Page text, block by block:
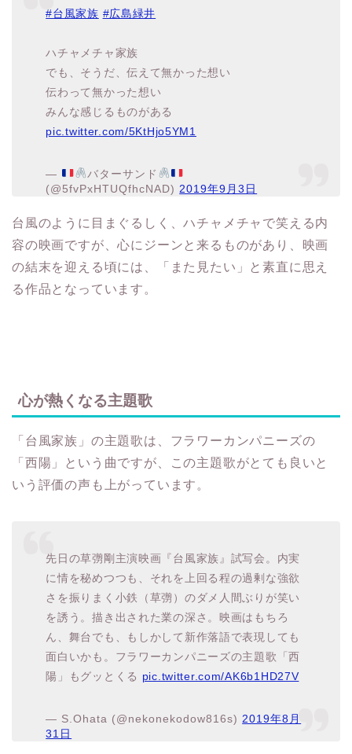
#台風家族 #広島緑井
ハチャメチャ家族
でも、そうだ、伝えて無かった想い
伝わって無かった想い
みんな感じるものがある
pic.twitter.com/5KtHjo5YM1
—
バターサンド
(@5fvPxHTUQfhcNAD) 2019年9月3日
台風のように目まぐるしく、ハチャメチャで笑える内
容の映画ですが、心にジーンと来るものがあり、映画
の結末を迎える頃には、「また見たい」と素直に思え
る作品となっています。
心が熱くなる主題歌
「台風家族」の主題歌は、フラワーカンパニーズの
「西陽」という曲ですが、この主題歌がとても良いと
いう評価の声も上がっています。
先日の草彅剛主演映画『台風家族』試写会。内実
に情を秘めつつも、それを上回る程の過剰な強欲
さを振りまく小鉄（草彅）のダメ人間ぶりが笑い
を誘う。描き出された業の深さ。映画はもちろ
ん、舞台でも、もしかして新作落語で表現しても
面白いかも。フラワーカンパニーズの主題歌「西
陽」もグッとくる pic.twitter.com/AK6b1HD27V
— S.Ohata (@nekonekodow816s) 2019年8月
31日